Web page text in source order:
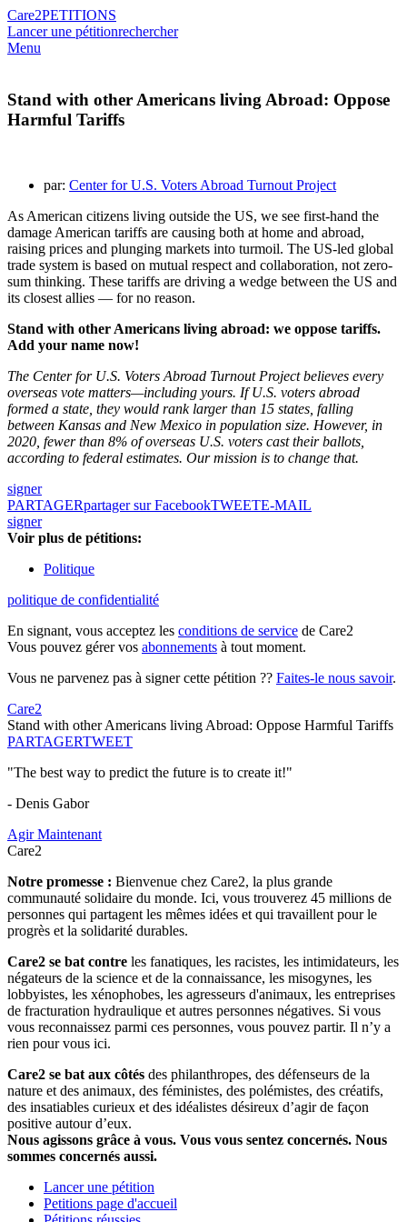
Care2PETITIONS
Lancer une pétitionrechercher
Menu
Stand with other Americans living Abroad: Oppose
Harmful Tariffs
par: Center for U.S. Voters Abroad Turnout Project
As American citizens living outside the US, we see first-hand the
damage American tariffs are causing both at home and abroad,
raising prices and plunging markets into turmoil. The US-led global
trade system is based on mutual respect and collaboration, not zero-
sum thinking. These tariffs are driving a wedge between the US and
its closest allies — for no reason.
Stand with other Americans living abroad: we oppose tariffs.
Add your name now!
The Center for U.S. Voters Abroad Turnout Project believes every
overseas vote matters—including yours. If U.S. voters abroad
formed a state, they would rank larger than 15 states, falling
between Kansas and New Mexico in population size. However, in
2020, fewer than 8% of overseas U.S. voters cast their ballots,
according to federal estimates. Our mission is to change that.
signer
PARTAGERpartager sur FacebookTWEETE-MAIL
signer
Voir plus de pétitions:
Politique
politique de confidentialité
En signant, vous acceptez les conditions de service de Care2
Vous pouvez gérer vos abonnements à tout moment.
Vous ne parvenez pas à signer cette pétition ?? Faites-le nous savoir.
Care2
Stand with other Americans living Abroad: Oppose Harmful Tariffs
PARTAGERTWEET
"The best way to predict the future is to create it!"
- Denis Gabor
Agir Maintenant
Care2
Notre promesse : Bienvenue chez Care2, la plus grande
communauté solidaire du monde. Ici, vous trouverez 45 millions de
personnes qui partagent les mêmes idées et qui travaillent pour le
progrès et la solidarité durables.
Care2 se bat contre les fanatiques, les racistes, les intimidateurs, les
négateurs de la science et de la connaissance, les misogynes, les
lobbyistes, les xénophobes, les agresseurs d'animaux, les entreprises
de fracturation hydraulique et autres personnes négatives. Si vous
vous reconnaissez parmi ces personnes, vous pouvez partir. Il n’y a
rien pour vous ici.
Care2 se bat aux côtés des philanthropes, des défenseurs de la
nature et des animaux, des féministes, des polémistes, des créatifs,
des insatiables curieux et des idéalistes désireux d’agir de façon
positive autour d’eux.
Nous agissons grâce à vous. Vous vous sentez concernés. Nous
sommes concernés aussi.
Lancer une pétition
Petitions page d'accueil